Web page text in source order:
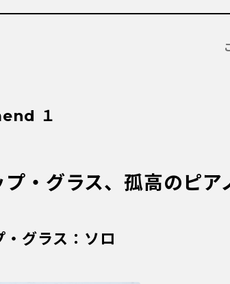
１
プ・グラス、孤高のピア
・グラス：ソロ